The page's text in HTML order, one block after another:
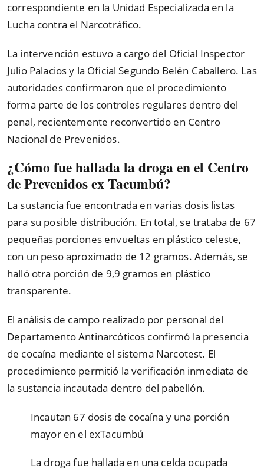
correspondiente en la Unidad Especializada en la
Lucha contra el Narcotráfico.
La intervención estuvo a cargo del Oficial Inspector
Julio Palacios y la Oficial Segundo Belén Caballero. Las
autoridades confirmaron que el procedimiento
forma parte de los controles regulares dentro del
penal, recientemente reconvertido en Centro
Nacional de Prevenidos.
¿Cómo fue hallada la droga en el Centro
de Prevenidos ex Tacumbú?
La sustancia fue encontrada en varias dosis listas
para su posible distribución. En total, se trataba de 67
pequeñas porciones envueltas en plástico celeste,
con un peso aproximado de 12 gramos. Además, se
halló otra porción de 9,9 gramos en plástico
transparente.
El análisis de campo realizado por personal del
Departamento Antinarcóticos confirmó la presencia
de cocaína mediante el sistema Narcotest. El
procedimiento permitió la verificación inmediata de
la sustancia incautada dentro del pabellón.
Incautan 67 dosis de cocaína y una porción
mayor en el exTacumbú
La droga fue hallada en una celda ocupada